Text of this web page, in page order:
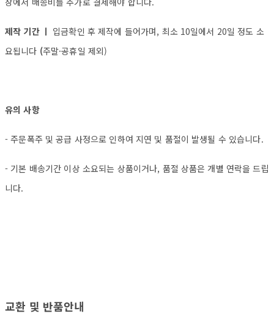
제작 기간 ㅣ 입금확인 후 제작에 들어가며, 최소 10일에서 20일 정도 소
요됩니다 (주말·공휴일 제외)
유의 사항
- 주문폭주 및 공급 사정으로 인하여 지연 및 품절이 발생될 수 있습니다.
- 기본 배송기간 이상 소요되는 상품이거나, 품절 상품은 개별 연락을 드립
니다.
교환 및 반품안내